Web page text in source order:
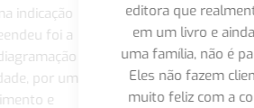
transforma seu sonho
ainda faz você fazer parte de
é para qualquer casa editorial.
clientes e sim amigos. Fiquei
a competência, o cuidado e a